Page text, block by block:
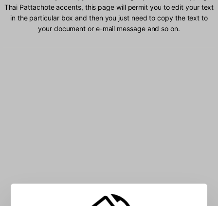
Thai Pattachote accents, this page will permit you to edit your text
in the particular box and then you just need to copy the text to
your document or e-mail message and so on.
Type Thai Pattachote characters into the box: